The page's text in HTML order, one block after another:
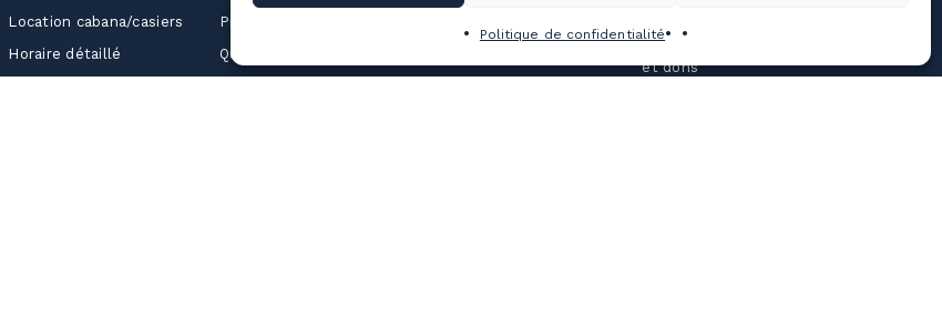
Politique de confidentialité
Location cabana/casiers
Horaire détaillé
Projet Altitude
Questions fréquentes
et dons